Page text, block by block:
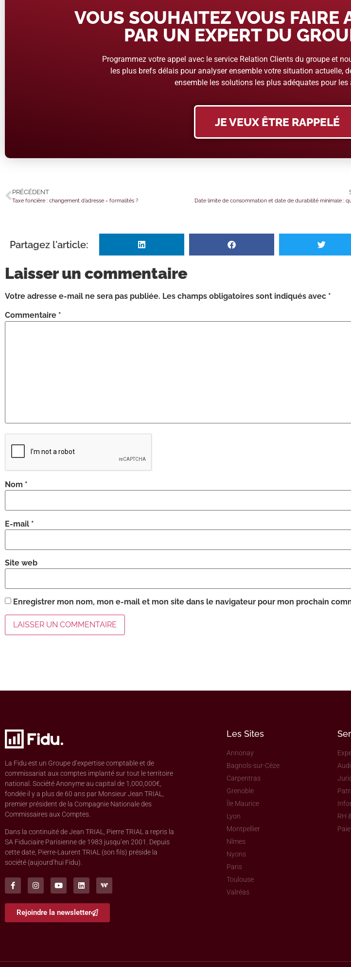
VOUS SOUHAITEZ VOUS FAIRE
PAR UN EXPERT DU
Programmez votre appel avec le service Relation Clients du groupe et
les plus brefs délais pour analyser ensemble votre situation actuelle,
ensemble les solutions les plus adéquates pour les
JE VEUX ÊTRE RAPPELÉ
PRÉCÉDENT
Taxe foncière : changement d’adresse = formalités ?
Partagez l'article:
Laisser un commentaire
Votre adresse e-mail ne sera pas publiée. Les champs obligatoires sont indiqués avec *
Commentaire *
Nom *
E-mail *
Site web
Enregistrer mon nom, mon e-mail et mon site dans le navigateur pour mon prochain
La Fidu est un Groupe d’expertise comptable et de
commissariat aux comptes implanté sur tout le territoire
national. Société Anonyme au capital de 1,000,000€,
fondée il y a plus de 60 ans par Monsieur Jean TRIAL,
premier président de la Compagnie Nationale des
Commissaires aux Comptes.
Dans la continuité de Jean TRIAL, Pierre TRIAL a repris la
SA Fiduciaire Parisienne de 1983 jusqu’en 2001. Depuis
cette date, Pierre-Laurent TRIAL (son fils) préside la
société (aujourd’hui Fidu).
Rejoindre la newsletter
Les Sites
Annonay
Bagnols-sur-Cèze
Carpentras
Grenoble
Île Maurice
Lyon
Montpellier
Nîmes
Nyons
Paris
Toulouse
Valréas
RH
Paie